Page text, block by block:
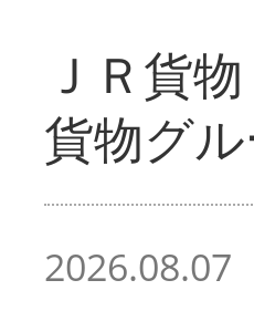
ＪＲ貨
貨物グ
2026.08.07